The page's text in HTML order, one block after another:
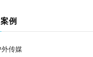
例
外传媒